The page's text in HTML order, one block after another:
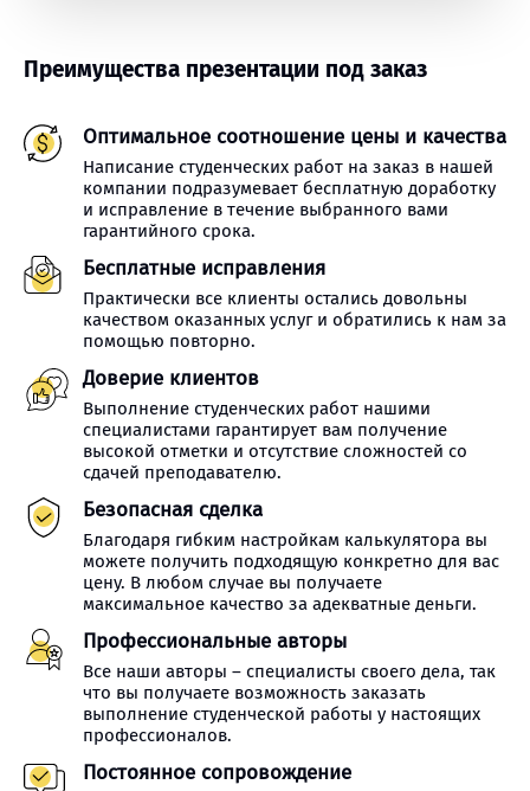
Преимущества презентации под заказ
Оптимальное соотношение цены и качества
Написание студенческих работ на заказ в нашей
компании подразумевает бесплатную доработку
и исправление в течение выбранного вами
гарантийного срока.
Бесплатные исправления
Практически все клиенты остались довольны
качеством оказанных услуг и обратились к нам за
помощью повторно.
Доверие клиентов
Выполнение студенческих работ нашими
специалистами гарантирует вам получение
высокой отметки и отсутствие сложностей со
сдачей преподавателю.
Безопасная сделка
Благодаря гибким настройкам калькулятора вы
можете получить подходящую конкретно для вас
цену. В любом случае вы получаете
максимальное качество за адекватные деньги.
Профессиональные авторы
Все наши авторы – специалисты своего дела, так
что вы получаете возможность заказать
выполнение студенческой работы у настоящих
профессионалов.
Постоянное сопровождение